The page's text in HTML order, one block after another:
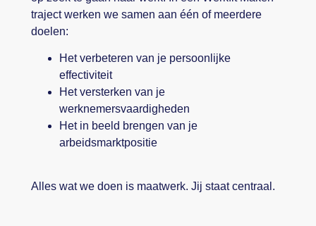
traject werken we samen aan één of meerdere
doelen:
Het verbeteren van je persoonlijke
effectiviteit
Het versterken van je
werknemersvaardigheden
Het in beeld brengen van je
arbeidsmarktpositie
Alles wat we doen is maatwerk. Jij staat centraal.